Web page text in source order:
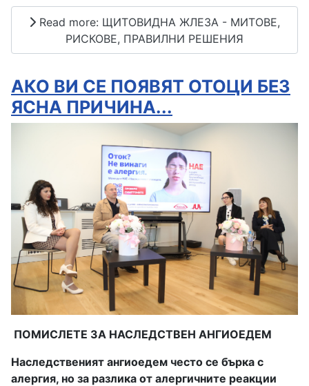
Read more: ЩИТОВИДНА ЖЛЕЗА - МИТОВЕ,
РИСКОВЕ, ПРАВИЛНИ РЕШЕНИЯ
АКО ВИ СЕ ПОЯВЯТ ОТОЦИ БЕЗ
ЯСНА ПРИЧИНА...
ПОМИСЛЕТЕ ЗА НАСЛЕДСТВЕН АНГИОЕДЕМ
Наследственият ангиоедем често се бърка с
алергия, но за разлика от алергичните реакции